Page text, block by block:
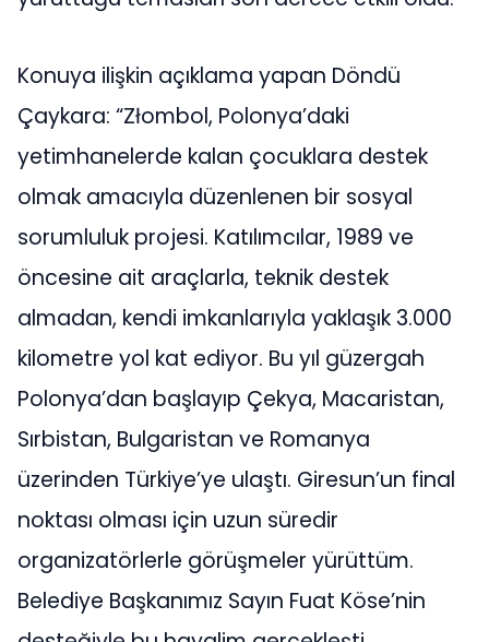
Konuya ilişkin açıklama yapan Döndü
Çaykara: “Złombol, Polonya’daki
yetimhanelerde kalan çocuklara destek
olmak amacıyla düzenlenen bir sosyal
sorumluluk projesi. Katılımcılar, 1989 ve
öncesine ait araçlarla, teknik destek
almadan, kendi imkanlarıyla yaklaşık 3.000
kilometre yol kat ediyor. Bu yıl güzergah
Polonya’dan başlayıp Çekya, Macaristan,
Sırbistan, Bulgaristan ve Romanya
üzerinden Türkiye’ye ulaştı. Giresun’un final
noktası olması için uzun süredir
organizatörlerle görüşmeler yürüttüm.
Belediye Başkanımız Sayın Fuat Köse’nin